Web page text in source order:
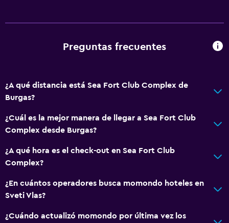
Preguntas frecuentes
¿A qué distancia está Sea Fort Club Complex de
Burgas?
¿Cuál es la mejor manera de llegar a Sea Fort Club
Complex desde Burgas?
¿A qué hora es el check-out en Sea Fort Club
Complex?
¿En cuántos operadores busca momondo hoteles en
Sveti Vlas?
¿Cuándo actualizó momondo por última vez los